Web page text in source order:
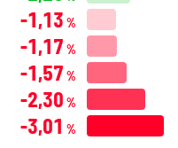
-1,13 %
-1,17 %
-1,57 %
-2,30 %
-3,01 %